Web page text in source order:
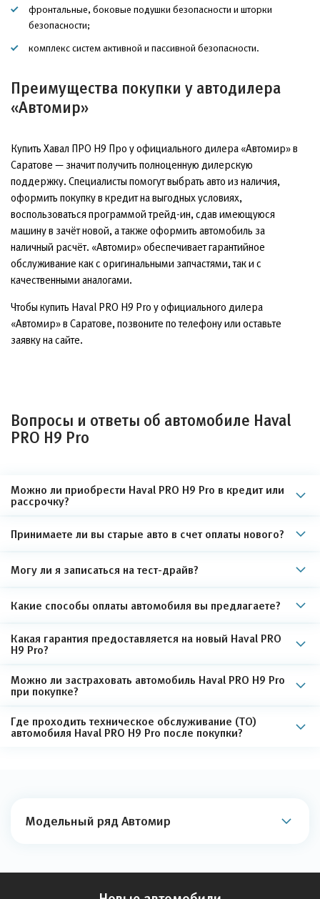
фронтальные, боковые подушки безопасности и шторки
безопасности;
комплекс систем активной и пассивной безопасности.
Преимущества покупки у автодилера
«Автомир»
Купить Хавал ПРО Н9 Про у официального дилера «Автомир» в
Саратове — значит получить полноценную дилерскую
поддержку. Специалисты помогут выбрать авто из наличия,
оформить покупку в кредит на выгодных условиях,
воспользоваться программой трейд-ин, сдав имеющуюся
машину в зачёт новой, а также оформить автомобиль за
наличный расчёт. «Автомир» обеспечивает гарантийное
обслуживание как с оригинальными запчастями, так и с
качественными аналогами.
Чтобы купить Haval PRO H9 Pro у официального дилера
«Автомир» в Саратове, позвоните по телефону или оставьте
заявку на сайте.
Вопросы и ответы об автомобиле Haval
PRO H9 Pro
Можно ли приобрести Haval PRO H9 Pro в кредит или
рассрочку?
Принимаете ли вы старые авто в счет оплаты нового?
Могу ли я записаться на тест-драйв?
Какие способы оплаты автомобиля вы предлагаете?
Какая гарантия предоставляется на новый Haval PRO
H9 Pro?
Можно ли застраховать автомобиль Haval PRO H9 Pro
при покупке?
Где проходить техническое обслуживание (ТО)
автомобиля Haval PRO H9 Pro после покупки?
Модельный ряд Автомир